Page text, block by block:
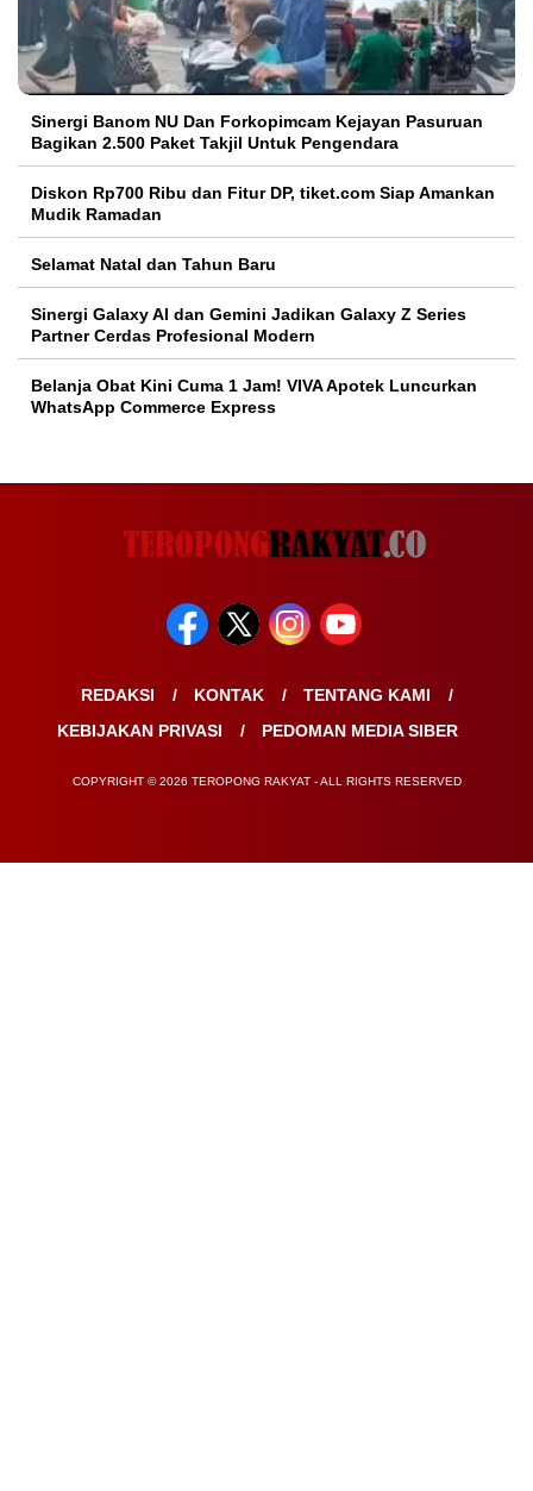
Sinergi Banom NU Dan Forkopimcam Kejayan Pasuruan
Bagikan 2.500 Paket Takjil Untuk Pengendara
Diskon Rp700 Ribu dan Fitur DP, tiket.com Siap Amankan
Mudik Ramadan
Selamat Natal dan Tahun Baru
Sinergi Galaxy AI dan Gemini Jadikan Galaxy Z Series
Partner Cerdas Profesional Modern
Belanja Obat Kini Cuma 1 Jam! VIVA Apotek Luncurkan
WhatsApp Commerce Express
REDAKSI KONTAK
TENTANG KAMI
KEBIJAKAN PRIVASI
PEDOMAN MEDIA SIBER
COPYRIGHT © 2026 TEROPONG RAKYAT - ALL RIGHTS RESERVED